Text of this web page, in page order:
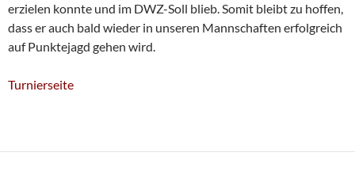
erzielen konnte und im DWZ-Soll blieb. Somit bleibt zu hoffen,
dass er auch bald wieder in unseren Mannschaften erfolgreich
auf Punktejagd gehen wird.
Turnierseite